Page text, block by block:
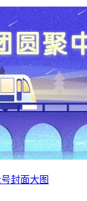
封面大图